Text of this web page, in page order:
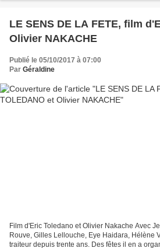
LE SENS DE LA FETE, film
Olivier NAKACHE
Publié le 05/10/2017 à 07:00
Par Géraldine
Film d'Eric Toledano et Olivier Nakache Avec
Rouve, Gilles Lellouche, Eye Haidara, Hélène
traiteur depuis trente ans. Des fêtes il en a